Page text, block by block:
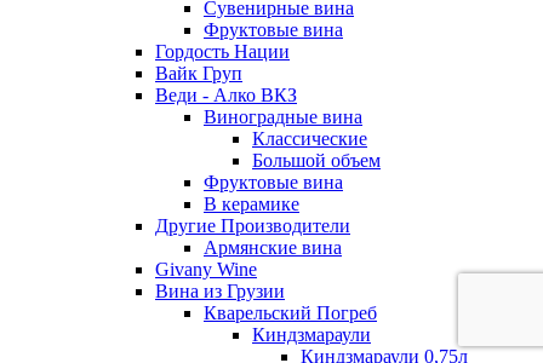
Сувенирные вина
Фруктовые вина
Гордость Нации
Вайк Груп
Веди - Алко ВКЗ
Виноградные вина
Классические
Большой объем
Фруктовые вина
В керамике
Другие Производители
Армянские вина
Givany Wine
Вина из Грузии
Кварельский Погреб
Киндзмараули
Киндзмараули 0,75л